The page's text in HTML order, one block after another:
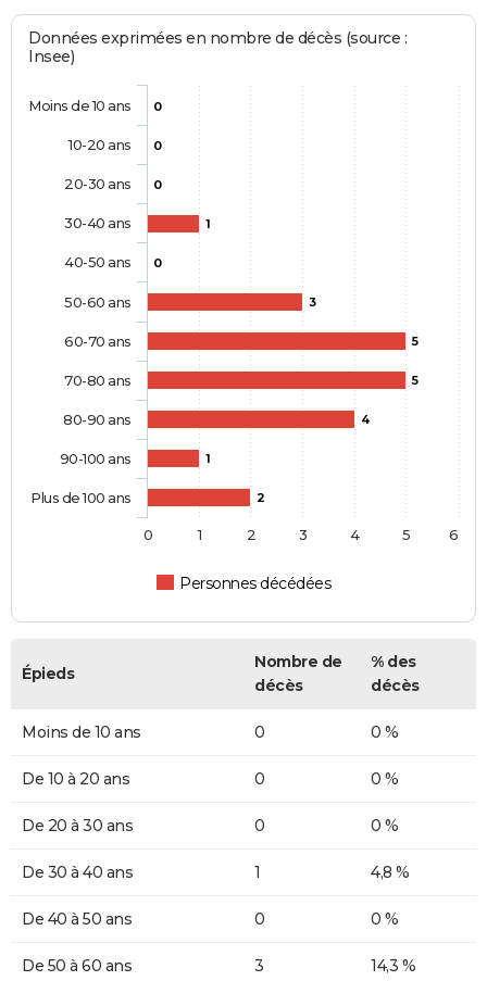
Données exprimées en nombre de décès (source :
Insee)
0
0
0
1
0
3
5
5
4
1
2
Personnes décédées
Moins de 10 ans
10-20 ans
20-30 ans
30-40 ans
40-50 ans
50-60 ans
60-70 ans
70-80 ans
80-90 ans
90-100 ans
Plus de 100 ans
0 1 2 3 4 5 6
Épieds
Nombre de
décès
% des
décès
Moins de 10 ans 0 0 %
De 10 à 20 ans 0 0 %
De 20 à 30 ans 0 0 %
De 30 à 40 ans 1 4,8 %
De 40 à 50 ans 0 0 %
De 50 à 60 ans 3 14,3 %